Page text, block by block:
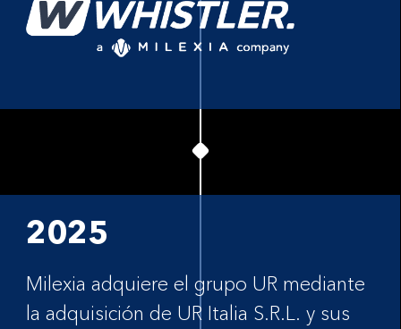
2025
Milexia adquiere el grupo UR mediante
la adquisición de UR Italia S.R.L. y sus